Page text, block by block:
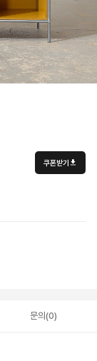
쿠폰받기
문의(0)